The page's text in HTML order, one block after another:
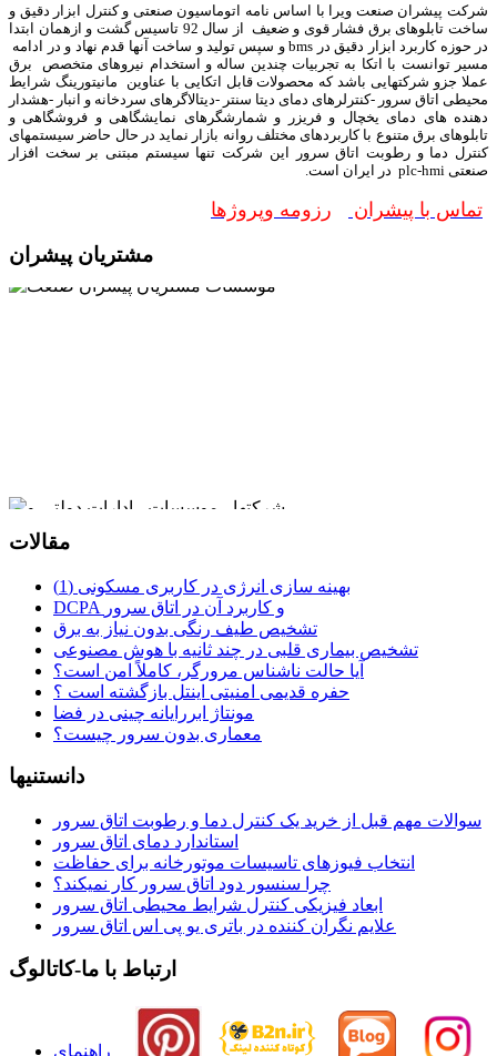
شرکت پیشران صنعت ویرا با اساس نامه اتوماسیون صنعتی و کنترل ابزار دقیق و
ساخت تابلوهای برق فشار قوی و ضعیف از سال 92 تاسیس گشت و ازهمان ابتدا
در حوزه کاربرد ابزار دقیق در bms و سپس تولید و ساخت آنها قدم نهاد و در ادامه
مسیر توانست با اتکا به تجربیات چندین ساله و استخدام نیروهای متخصص برق
عملا جزو شرکتهایی باشد که محصولات قابل اتکایی با عناوین مانیتورینگ شرایط
محیطی اتاق سرور -کنترلرهای دمای دیتا سنتر -دیتالاگرهای سردخانه و انبار -هشدار
دهنده های دمای یخچال و فریزر و شمارشگرهای نمایشگاهی و فروشگاهی و
تابلوهای برق متنوع با کاربردهای مختلف روانه بازار نماید در حال حاضر سیستمهای
کنترل دما و رطوبت اتاق سرور این شرکت تنها سیستم مبتنی بر سخت افزار
صنعتی plc-hmi در ایران است.
تماس با پیشران رزومه وپروژها
مشتریان پیشران
مقالات
بهینه سازی انرژی در کاربری مسکونی (1)
DCPA و کاربرد آن در اتاق سرور
تشخیص طیف رنگی بدون نیاز به برق
تشخیص بیماری قلبی در چند ثانیه با هوش مصنوعی
آیا حالت ناشناس مرورگر، کاملاً امن است؟
حفره قدیمی امنیتی اینتل بازگشته است ؟
مونتاژ ابررایانه چینی در فضا
معماری بدون سرور چیست؟
دانستنیها
سوالات مهم قبل از خرید یک کنترل دما و رطوبت اتاق سرور
استاندارد دمای اتاق سرور
انتخاب فیوزهای تاسیسات موتورخانه برای حفاظت
چرا سنسور دود اتاق سرور کار نمیکند؟
ابعاد فیزیکی کنترل شرایط محیطی اتاق سرور
علایم نگران کننده در باتری یو پی اس اتاق سرور
ارتباط با ما-کاتالوگ
راهنمای